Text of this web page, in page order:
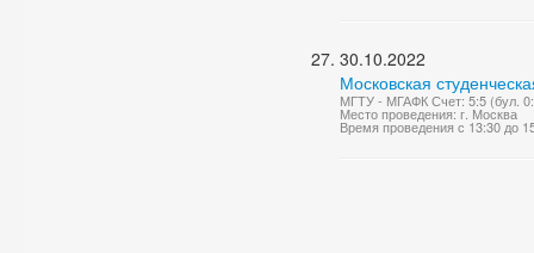
30.10.2022
Московская
МГТУ - МГАФК Счет: 5:5 (бул.
Место проведения: г. Москва
Время проведения с 13:30 до